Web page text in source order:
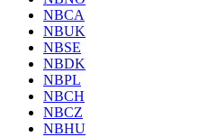
NBCA
NBUK
NBSE
NBDK
NBPL
NBCH
NBCZ
NBHU